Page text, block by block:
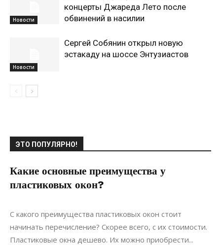
Новости
концерты Джареда Лето после
обвинений в насилии
Новости
Сергей Собянин открыл новую
эстакаду на шоссе Энтузиастов
ЭТО ПОПУЛЯРНО!
Какие основные преимущества у
пластиковых окон?
19.04.2020
С какого преимущества пластиковых окон стоит
начинать перечисление? Скорее всего, с их стоимости.
Пластиковые окна дешево. Их можно приобрести...